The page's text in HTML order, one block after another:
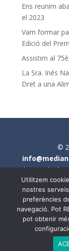
Ens reunim
el 2023
Vam formar
Edició del
Assistim al
La Sra. Inés
Dret a una
©
| Tots els
En aquest
extensió, no
aquest
genèric, atès
Utilitzem
nostres
preferències
navegació. Pot
pot obtenir